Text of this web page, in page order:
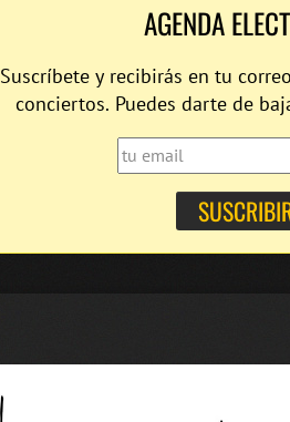
AGENDA
Suscríbete y recibirás en tu
conciertos. Puedes darte de